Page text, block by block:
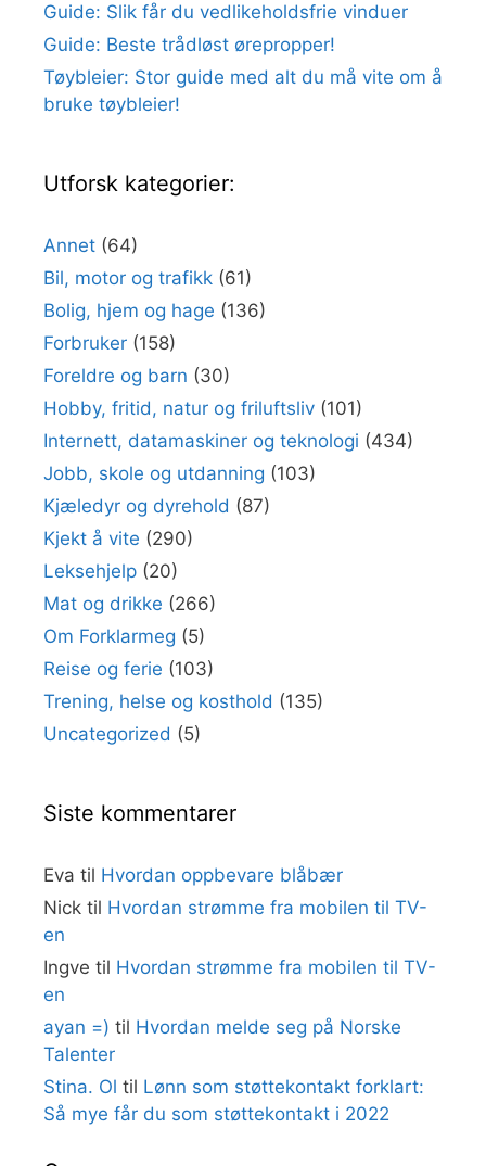
Guide: Slik får du vedlikeholdsfrie vinduer
Guide: Beste trådløst ørepropper!
Tøybleier: Stor guide med alt du må vite om å
bruke tøybleier!
Utforsk kategorier:
Annet (64)
Bil, motor og trafikk (61)
Bolig, hjem og hage (136)
Forbruker (158)
Foreldre og barn (30)
Hobby, fritid, natur og friluftsliv (101)
Internett, datamaskiner og teknologi (434)
Jobb, skole og utdanning (103)
Kjæledyr og dyrehold (87)
Kjekt å vite (290)
Leksehjelp (20)
Mat og drikke (266)
Om Forklarmeg (5)
Reise og ferie (103)
Trening, helse og kosthold (135)
Uncategorized (5)
Siste kommentarer
Eva til Hvordan oppbevare blåbær
Nick til Hvordan strømme fra mobilen til TV-
en
Ingve til Hvordan strømme fra mobilen til TV-
en
ayan =) til Hvordan melde seg på Norske
Talenter
Stina. Ol til Lønn som støttekontakt forklart:
Så mye får du som støttekontakt i 2022